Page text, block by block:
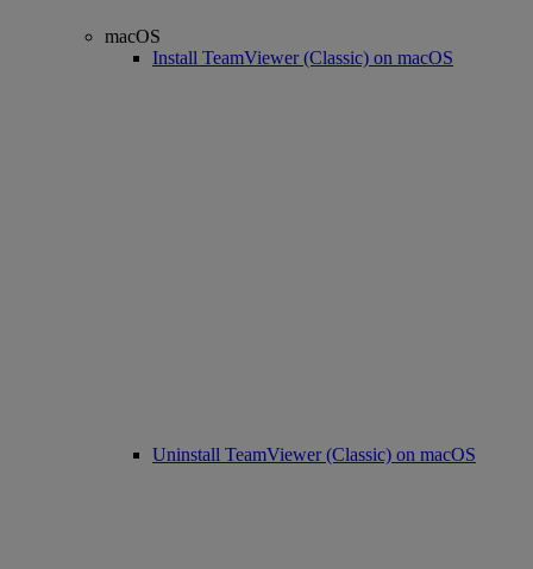
macOS
Install TeamViewer (Classic) on macOS
Uninstall TeamViewer (Classic) on macOS